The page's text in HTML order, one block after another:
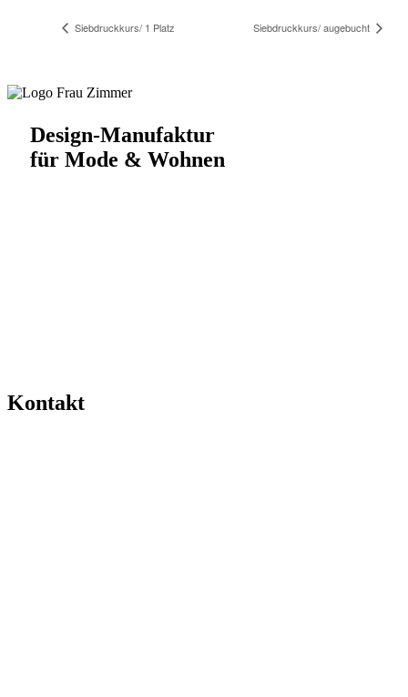
Siebdruckkurs/ 1 Platz Siebdruckkurs/ augebucht
Design-Manufaktur
für Mode & Wohnen
Kontakt